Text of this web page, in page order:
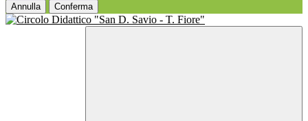
Annulla Conferma